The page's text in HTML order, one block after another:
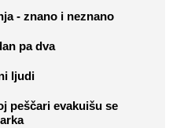
- znano i neznano
pa dva
ljudi
peščari evakuišu se